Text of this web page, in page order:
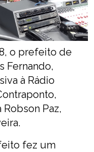
o prefeito de
Fernando,
à Rádio
Paz,
fez um